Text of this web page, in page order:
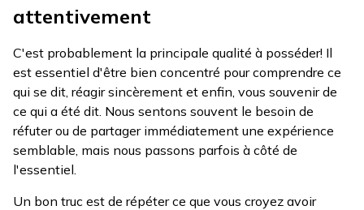
attentivement
C'est probablement la principale qualité à posséder! Il
est essentiel d'être bien concentré pour comprendre ce
qui se dit, réagir sincèrement et enfin, vous souvenir de
ce qui a été dit. Nous sentons souvent le besoin de
réfuter ou de partager immédiatement une expérience
semblable, mais nous passons parfois à côté de
l'essentiel.
Un bon truc est de répéter ce que vous croyez avoir